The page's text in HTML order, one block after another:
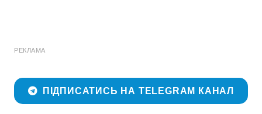
РЕКЛАМА
ПІДПИСАТИСЬ НА TELEGRAM КАНАЛ